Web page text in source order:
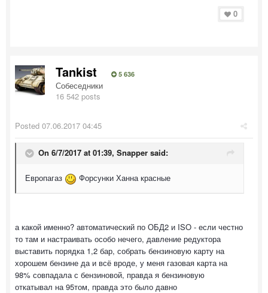
0
Tankist 5 636
Собеседники
16 542 posts
Posted 07.06.2017 04:45
On 6/7/2017 at 01:39, Snapper said:
Европагаз Форсунки Ханна красные
а какой именно? автоматический по ОБД2 и ISO - если честно
то там и настраивать особо нечего, давление редуктора
выставить порядка 1,2 бар, собрать бензиновую карту на
хорошем бензине да и всё вроде, у меня газовая карта на
98% совпадала с бензиновой, правда я бензиновую
откатывал на 95том, правда это было давно